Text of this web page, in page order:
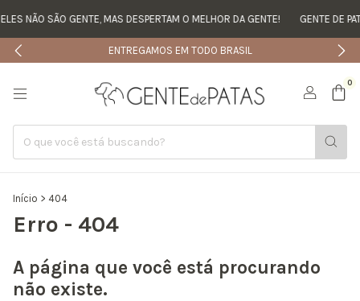
NÃO SÃO GENTE, MAS DESPERTAM O MELHOR DA GENTE! GENTE DE
ENTREGAMOS EM TODO BRASIL
0
Início > 404
Erro - 404
A página que você está procurando
não existe.